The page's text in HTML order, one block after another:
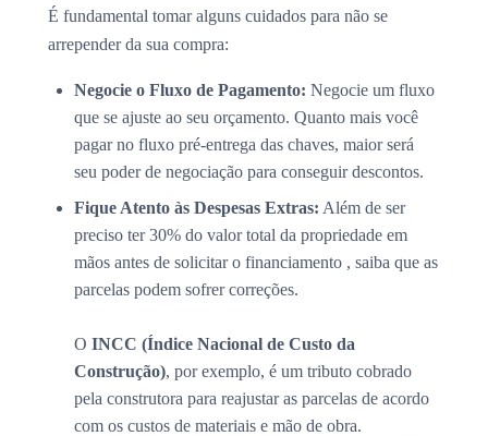
É fundamental tomar alguns cuidados para não se
arrepender da sua compra:
Negocie o Fluxo de Pagamento: Negocie um fluxo
que se ajuste ao seu orçamento. Quanto mais você
pagar no fluxo pré-entrega das chaves, maior será
seu poder de negociação para conseguir descontos.
Fique Atento às Despesas Extras: Além de ser
preciso ter 30% do valor total da propriedade em
mãos antes de solicitar o financiamento , saiba que as
parcelas podem sofrer correções.
O INCC (Índice Nacional de Custo da
Construção), por exemplo, é um tributo cobrado
pela construtora para reajustar as parcelas de acordo
com os custos de materiais e mão de obra.